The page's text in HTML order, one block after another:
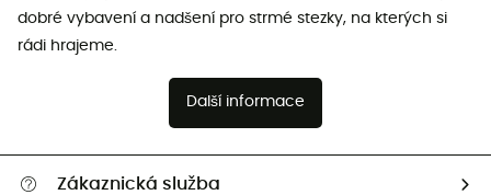
dobré vybavení a nadšení pro strmé stezky, na kterých si
rádi hrajeme.
Další informace
Zákaznická služba